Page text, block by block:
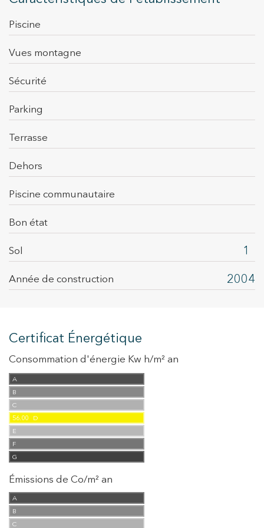
piscine
vues montagne
sécurité
parking
terrasse
dehors
piscine communautaire
Bon état
Sol 1
Année de construction 2004
Certificat Énergétique
Consommation d'énergie Kw h/m² an
A
B
C
56.00
D
E
F
G
Émissions de Co/m² an
A
B
C